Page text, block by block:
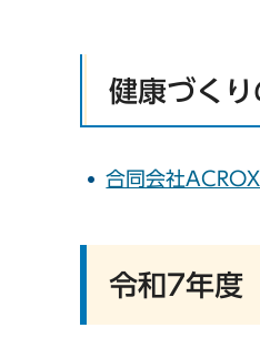
健康づくり
合同会社
令和7年度